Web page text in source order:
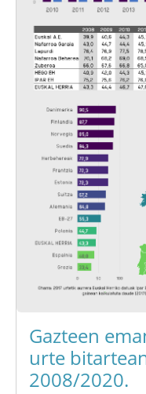
Gazteen
urte
2008/2020.